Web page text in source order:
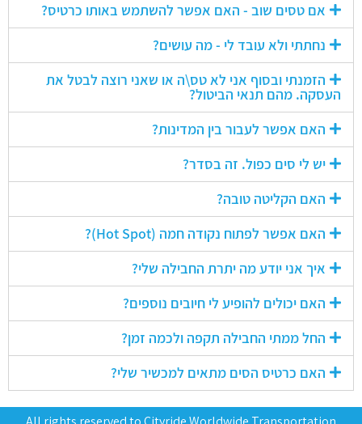
אם טסים שוב - האם אפשר להשתמש באותו כרטיס?
נחתתי ולא עובד לי - מה עושים?
הזמנתי ובסוף אני לא טס\ה או שאני רוצה לבטל את
העסקה. מהם תנאי הביטול?
האם אפשר לעבור בין המדינות?
יש לי סים כפול. זה בסדר?
האם הקליטה טובה?
האם אפשר לפתוח נקודה חמה (Hot Spot)?
איך אני יודע מה יתרת החבילה שלי?
האם יכולים להופיע לי חיובים נוספים?
החל ממתי החבילה תקפה ולכמה זמן?
האם כרטיס הסים מתאים למכשיר שלי?